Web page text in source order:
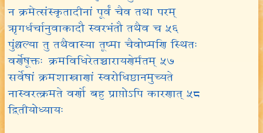
न क्रमेत्संस्कृतादीनां पूर्वं चैव तथा परम्
ऋगर्धर्चानुवाकादौ स्वरभंतौ तथैव च ५६
पुंश्चल्या तु तथैवास्या तूष्मा चैवोष्मणि स्थितः
वर्णेषूक्तः क्रमविधिरेतच्चारायणेर्मतम् ५७
सर्वेषां क्रमशास्त्राणां स्वरोधिष्ठानमुच्यते
नास्वरत्क्रमते वर्णो बहु प्राप्तोऽपि कारणात् ५८
द्वितीयोध्यायः